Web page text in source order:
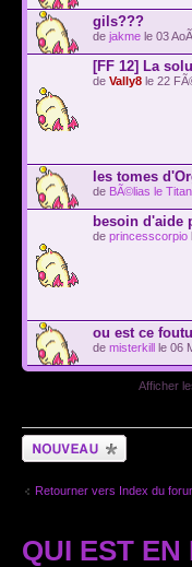
gils???
de jakme le 03
[FF 12] La
de Vally8 le 22
les tomes
de BÃ©lias le Titan
besoin d'aide
de princesscorpio
ou est ce
de misterkill le 06
Afficher
Ecrire un nouveau
sujet
Retourner vers Index du
QUI EST EN